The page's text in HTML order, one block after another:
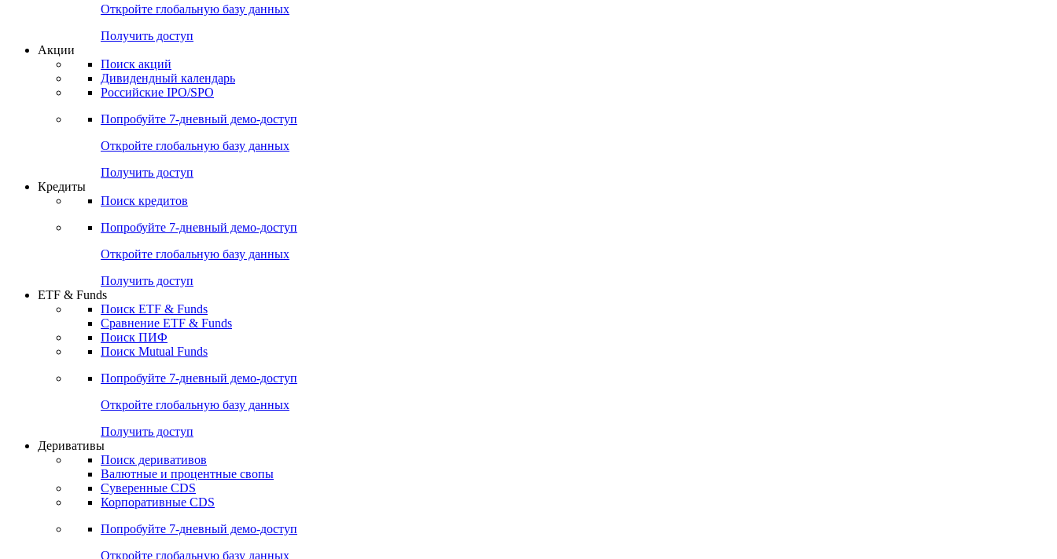
Опросы
Попробуйте7-дневный
Откройте глобальную базу данных
Получить доступ
Акции
Поиск акций
Дивидендный календарь
Российские IPO/SPO
Попробуйте7-дневный
Откройте глобальную базу данных
Получить доступ
Кредиты
Поиск кредитов
Попробуйте7-дневный
Откройте глобальную базу данных
Получить доступ
ETF & Funds
Поиск ETF & Funds
Сравнение ETF & Funds
Поиск ПИФ
Поиск Mutual Funds
Попробуйте7-дневный
Откройте глобальную базу данных
Получить доступ
Деривативы
Поиск деривативов
Валютные и процентные свопы
Суверенные CDS
Корпоративные CDS